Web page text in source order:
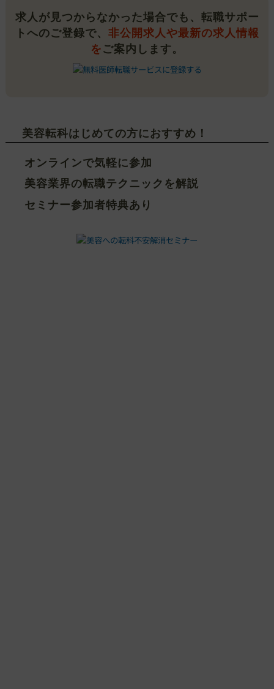
求人が見つからなかった場合でも、転職サポー
トへのご登録で、 非公開求人や最新の求人情報
を ご案内します。
美容転科はじめての方におすすめ！
オンラインで気軽に参加
美容業界の転職テクニックを解説
セミナー参加者特典あり